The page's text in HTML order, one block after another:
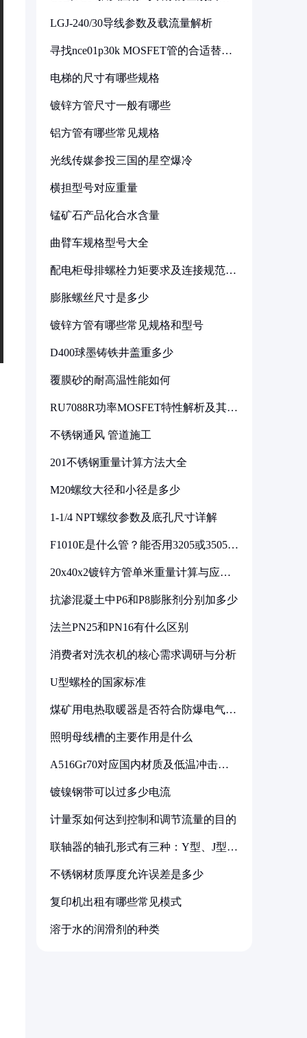
LGJ-240/30导线参数及载流量解析
寻找nce01p30k MOSFET管的合适替代
电梯的尺寸有哪些规格
镀锌方管尺寸一般有哪些
铝方管有哪些常见规格
光线传媒参投三国的星空爆冷
横担型号对应重量
锰矿石产品化合水含量
曲臂车规格型号大全
配电柜母排螺栓力矩要求及连接规范详
膨胀螺丝尺寸是多少
镀锌方管有哪些常见规格和型号
D400球墨铸铁井盖重多少
覆膜砂的耐高温性能如何
RU7088R功率MOSFET特性解析及其在
不锈钢通风 管道施工
201不锈钢重量计算方法大全
M20螺纹大径和小径是多少
1-1/4 NPT螺纹参数及底孔尺寸详解
F1010E是什么管？能否用3205或3505代
20x40x2镀锌方管单米重量计算与应用
抗渗混凝土中P6和P8膨胀剂分别加多少
法兰PN25和PN16有什么区别
消费者对洗衣机的核心需求调研与分析
U型螺栓的国家标准
煤矿用电热取暖器是否符合防爆电气设
照明母线槽的主要作用是什么
A516Gr70对应国内材质及低温冲击要
镀镍钢带可以过多少电流
计量泵如何达到控制和调节流量的目的
联轴器的轴孔形式有三种：Y型、J型、
不锈钢材质厚度允许误差是多少
复印机出租有哪些常见模式
溶于水的润滑剂的种类